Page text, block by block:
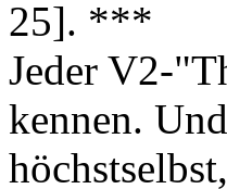
25]. ***
Jeder V2-
kennen.